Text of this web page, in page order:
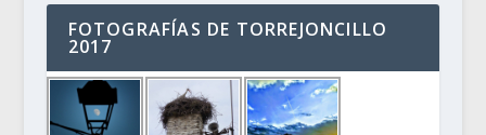
FOTOGRAFÍAS DE TORREJONCILLO
2017